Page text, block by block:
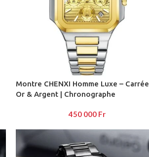
Montre CHENXI Homme Luxe – Carrée
Or & Argent | Chronographe
450 000 Fr